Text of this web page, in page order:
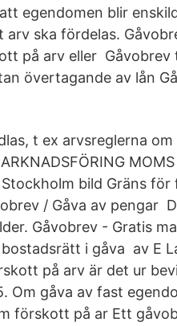
egendomen blir
ska fördelas.
på arv eller Gåvobrev
övertagande av lån
t ex arvsreglerna
bild Gräns
/ Gåva av pengar
Gåvobrev - Gratis
i gåva av E
på arv är det ur
Om gåva av fast
förskott på ar Ett